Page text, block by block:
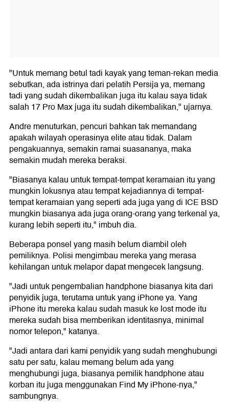
"Untuk memang betul tadi kayak yang teman-rekan media
sebutkan, ada istrinya dari pelatih Persija ya, memang
tadi yang sudah dikembalikan juga itu kalau saya tidak
salah 17 Pro Max juga itu sudah dikembalikan," ujarnya.
Andre menuturkan, pencuri bahkan tak memandang
apakah wilayah operasinya elite atau tidak. Dalam
pengakuannya, semakin ramai suasananya, maka
semakin mudah mereka beraksi.
"Biasanya kalau untuk tempat-tempat keramaian itu yang
mungkin lokusnya atau tempat kejadiannya di tempat-
tempat keramaian yang seperti ada juga yang di ICE BSD
mungkin biasanya ada juga orang-orang yang terkenal ya,
kurang lebih seperti itu," imbuh dia.
Beberapa ponsel yang masih belum diambil oleh
pemiliknya. Polisi mengimbau mereka yang merasa
kehilangan untuk melapor dapat mengecek langsung.
"Jadi untuk pengembalian handphone biasanya kita dari
penyidik juga, terutama untuk yang iPhone ya. Yang
iPhone itu mereka kalau sudah masuk ke lost mode itu
mereka sudah bisa memberikan identitasnya, minimal
nomor telepon," katanya.
"Jadi antara dari kami penyidik yang sudah menghubungi
satu per satu, kalau memang belum ada yang
menghubungi juga, biasanya pemilik handphone atau
korban itu juga menggunakan Find My iPhone-nya,"
sambungnya.